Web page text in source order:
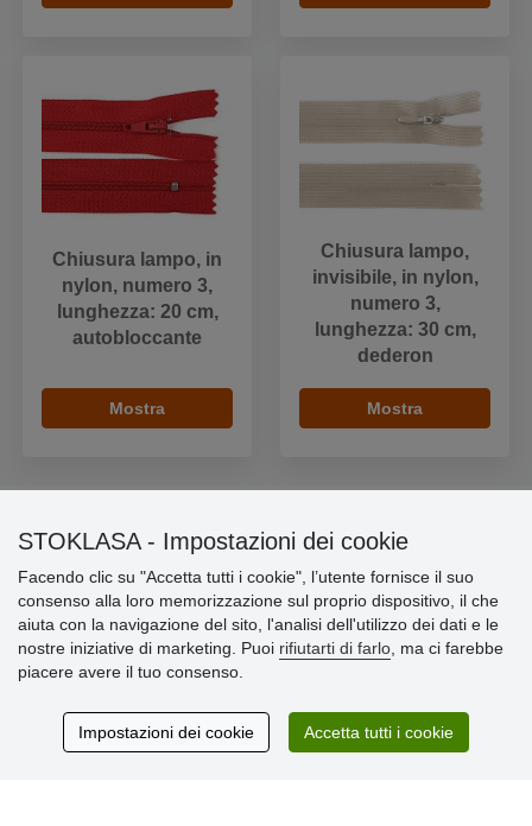
Chiusura lampo, in
nylon, numero 3,
lunghezza: 20 cm,
autobloccante
Mostra
Chiusura lampo,
invisibile, in nylon,
numero 3,
lunghezza: 30 cm,
dederon
Mostra
» Impostazioni dei cookie
» Termini & Condizioni
» Informativa sulla Privacy
» Consegna e pagamento
» Programma fedeltà
STOKLASA - Impostazioni dei cookie
Facendo clic su "Accetta tutti i cookie", l’utente fornisce il suo
consenso alla loro memorizzazione sul proprio dispositivo, il che
aiuta con la navigazione del sito, l'analisi dell'utilizzo dei dati e le
nostre iniziative di marketing. Puoi rifiutarti di farlo , ma ci farebbe
piacere avere il tuo consenso.
Impostazioni dei cookie Accetta tutti i cookie